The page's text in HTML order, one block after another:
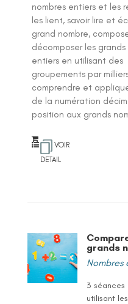
nombres entiers et les
les lient, savoir lire et
grand nombre,
décomposer les grands
entiers en utilisant des
groupements par
comprendre et
de la numération
position aux grands
VOIR
DETAIL
grands
Nombres
3 séances
utilisant